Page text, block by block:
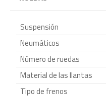
Suspensión
Neumáticos
Número de ruedas
Material de las llantas
Tipo de frenos